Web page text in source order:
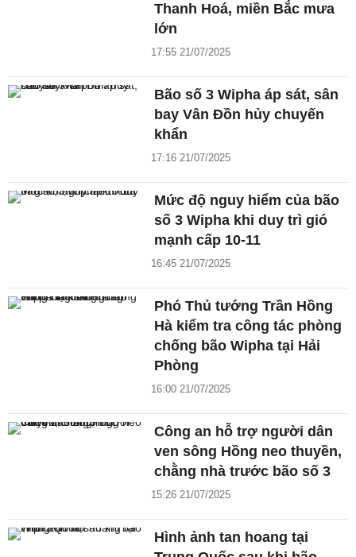
Thanh Hoá, miền Bắc mưa
lớn
17:55 21/07/2025
Bão số 3 Wipha áp sát, sân
bay Vân Đồn hủy chuyến
khẩn
17:16 21/07/2025
Mức độ nguy hiểm của bão
số 3 Wipha khi duy trì gió
mạnh cấp 10-11
16:45 21/07/2025
Phó Thủ tướng Trần Hồng
Hà kiểm tra công tác phòng
chống bão Wipha tại Hải
Phòng
16:00 21/07/2025
Công an hỗ trợ người dân
ven sông Hồng neo thuyền,
chằng nhà trước bão số 3
15:26 21/07/2025
Hình ảnh tan hoang tại